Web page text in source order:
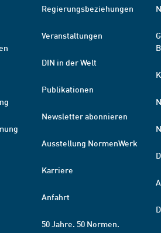
Regierungsbeziehungen
Veranstaltungen
DIN in der Welt
Publikationen
Newsletter abonnieren
Ausstellung NormenWerk
Karriere
Anfahrt
50 Jahre. 50 Normen.